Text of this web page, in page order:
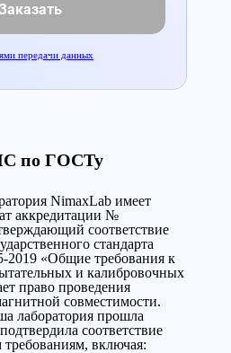
передачи данных
по ГОСТу
NimaxLab имеет
аккредитации №
соответствие
стандарта
«Общие требования к
и калибровочных
право проведения
совместимости.
лаборатория прошла
соответствие
включая: